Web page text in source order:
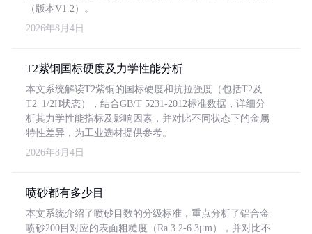
（版本V1.2）。
2026年8月4日
T2紫铜国标硬度及力学性能分析
本文系统解读T2紫铜的国标硬度和抗拉强度（包括T2及
T2_1/2H状态），结合GB/T 5231-2012标准数据，详细分
析其力学性能指标及影响因素，并对比不同状态下的金属
特性差异，为工业选材提供参考。
2026年8月4日
喷砂都有多少目
本文系统介绍了喷砂目数的分级标准，重点分析了铝合金
喷砂200目对应的表面粗糙度（Ra 3.2-6.3μm），并对比不